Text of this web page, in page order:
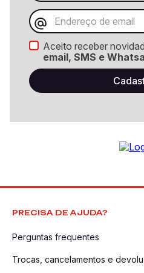
Aceito receber
email, SMS e
PRECISA DE AJUDA?
Perguntas frequentes
Trocas, cancelamentos e